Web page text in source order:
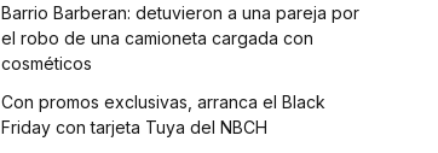
Barrio Barberan: detuvieron a una pareja por
el robo de una camioneta cargada con
cosméticos
Con promos exclusivas, arranca el Black
Friday con tarjeta Tuya del NBCH